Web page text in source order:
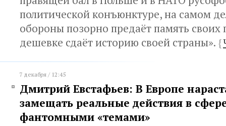
политической конъюнктуре, на самом
обороны позорно предаёт память своих
дешевке сдаёт историю своей страны». {
7 декабря / 12:45
Дмитрий Евстафьев: В Европе
замещать реальные действия в
фантомными «темами»